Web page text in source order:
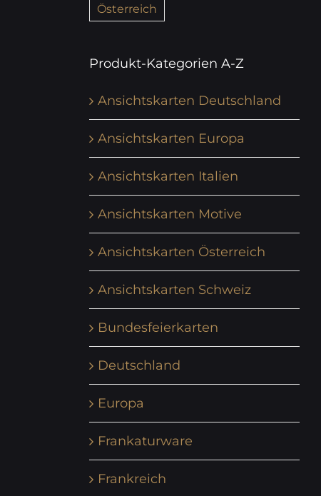
Österreich
Produkt-Kategorien A-Z
Ansichtskarten Deutschland
Ansichtskarten Europa
Ansichtskarten Italien
Ansichtskarten Motive
Ansichtskarten Österreich
Ansichtskarten Schweiz
Bundesfeierkarten
Deutschland
Europa
Frankaturware
Frankreich